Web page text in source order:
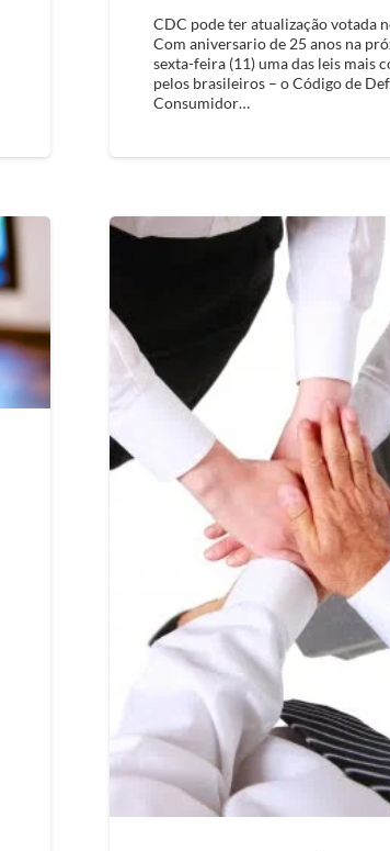
CDC pode ter atualização votada
Com aniversario de 25 anos na
sexta-feira (11) uma das leis mais
pelos brasileiros – o Código de
Consumidor…